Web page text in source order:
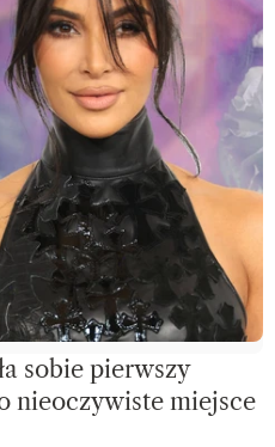
sobie pierwszy
nieoczywiste miejsce